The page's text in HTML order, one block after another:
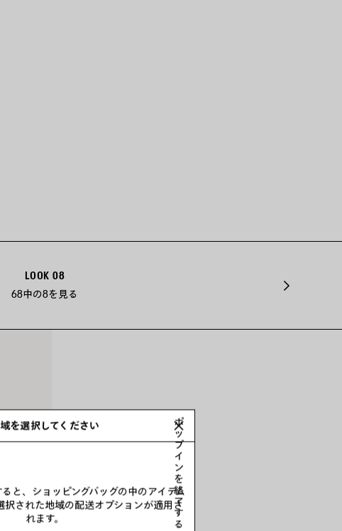
LOOK 08
68中の8を見る
を選択してください
ポ
ッ
プ
イ
ン
を
終
了
す
る
と、ショッピングバッグの中のアイテム
択された地域の配送オプションが適用さ
れます。